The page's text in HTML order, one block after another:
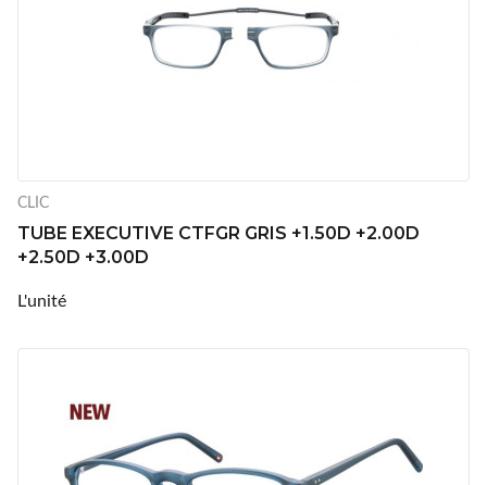
CLIC
TUBE EXECUTIVE CTFGR GRIS +1.50D +2.00D
+2.50D +3.00D
L'unité